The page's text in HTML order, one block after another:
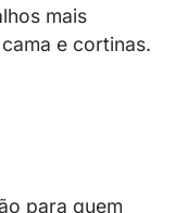
mais
e cortinas.
para quem